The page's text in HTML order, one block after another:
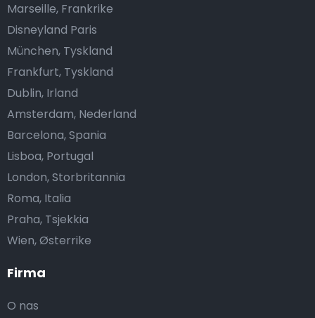
Firma
O nas
Marseille, Frankrike
Disneyland Paris
München, Tyskland
Frankfurt, Tyskland
Dublin, Irland
Amsterdam, Nederland
Barcelona, Spania
Lisboa, Portugal
London, Storbritannia
Roma, Italia
Praha, Tsjekkia
Wien, Østerrike